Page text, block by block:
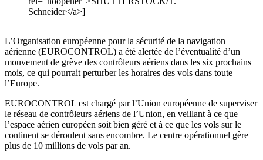
Schneider</a>]
L’Organisation européenne pour la sécurité de la navigation
aérienne (EUROCONTROL) a été alertée de l’éventualité d’un
mouvement de grève des contrôleurs aériens dans les six prochains
mois, ce qui pourrait perturber les horaires des vols dans toute
l’Europe.
EUROCONTROL est chargé par l’Union européenne de superviser
le réseau de contrôleurs aériens de l’Union, en veillant à ce que
l’espace aérien européen soit bien géré et à ce que les vols sur le
continent se déroulent sans encombre. Le centre opérationnel gère
plus de 10 millions de vols par an.